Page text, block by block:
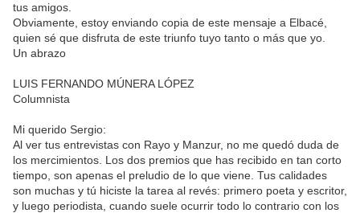
tus amigos.
Obviamente, estoy enviando copia de este mensaje a Elbacé,
quien sé que disfruta de este triunfo tuyo tanto o más que yo.
Un abrazo
LUIS FERNANDO MÚNERA LÓPEZ
Columnista
Mi querido Sergio:
Al ver tus entrevistas con Rayo y Manzur, no me quedó duda de
los mercimientos. Los dos premios que has recibido en tan corto
tiempo, son apenas el preludio de lo que viene. Tus calidades
son muchas y tú hiciste la tarea al revés: primero poeta y escritor,
y luego periodista, cuando suele ocurrir todo lo contrario con los